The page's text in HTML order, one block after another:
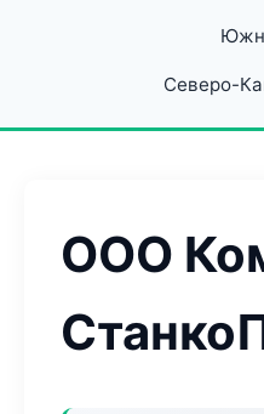
Северо-
ООО